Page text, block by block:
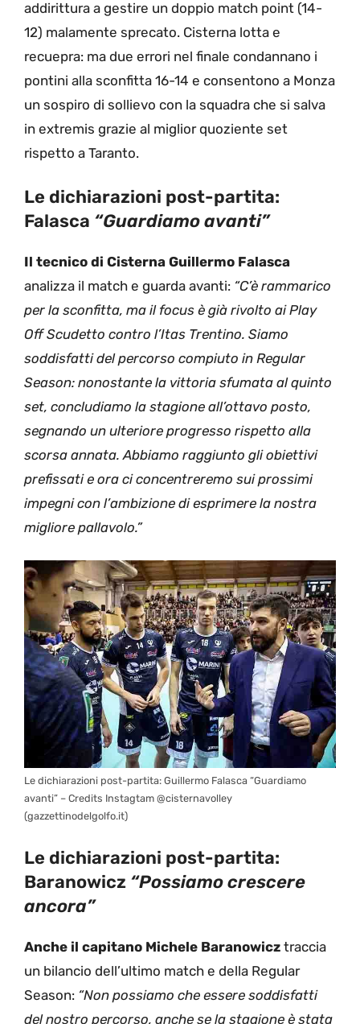
addirittura a gestire un doppio match point (14-
12) malamente sprecato. Cisterna lotta e
recuepra: ma due errori nel finale condannano i
pontini alla sconfitta 16-14 e consentono a Monza
un sospiro di sollievo con la squadra che si salva
in extremis grazie al miglior quoziente set
rispetto a Taranto.
Le dichiarazioni post-partita:
Falasca “Guardiamo avanti”
Il tecnico di Cisterna Guillermo Falasca
analizza il match e guarda avanti: “C’è rammarico
per la sconfitta, ma il focus è già rivolto ai Play
Off Scudetto contro l’Itas Trentino. Siamo
soddisfatti del percorso compiuto in Regular
Season: nonostante la vittoria sfumata al quinto
set, concludiamo la stagione all’ottavo posto,
segnando un ulteriore progresso rispetto alla
scorsa annata. Abbiamo raggiunto gli obiettivi
prefissati e ora ci concentreremo sui prossimi
impegni con l’ambizione di esprimere la nostra
migliore pallavolo.”
Le dichiarazioni post-partita: Guillermo Falasca “Guardiamo
avanti” – Credits Instagtam @cisternavolley
(gazzettinodelgolfo.it)
Le dichiarazioni post-partita:
Baranowicz “Possiamo crescere
ancora”
Anche il capitano Michele Baranowicz traccia
un bilancio dell’ultimo match e della Regular
Season: “Non possiamo che essere soddisfatti
del nostro percorso, anche se la stagione è stata